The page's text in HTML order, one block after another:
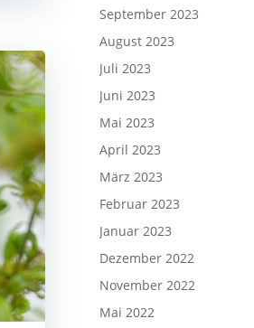
September 2023
August 2023
Juli 2023
Juni 2023
Mai 2023
April 2023
März 2023
Februar 2023
Januar 2023
Dezember 2022
November 2022
Mai 2022